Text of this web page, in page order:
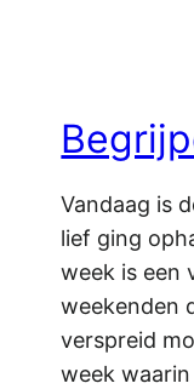
Vandaag is
lief ging
week is een
weekenden
verspreid
week